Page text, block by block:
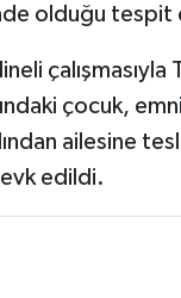
olduğu tespit
çalışmasıyla
çocuk,
ailesine
edildi.